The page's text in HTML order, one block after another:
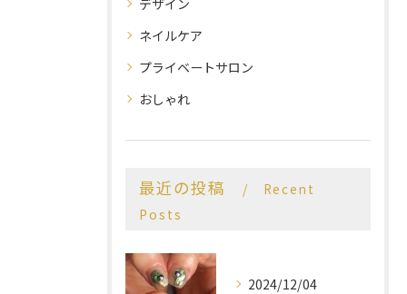
デザイン
ネイルケア
プライベートサロン
おしゃれ
最近の投稿
Recent
Posts
2024/12/04